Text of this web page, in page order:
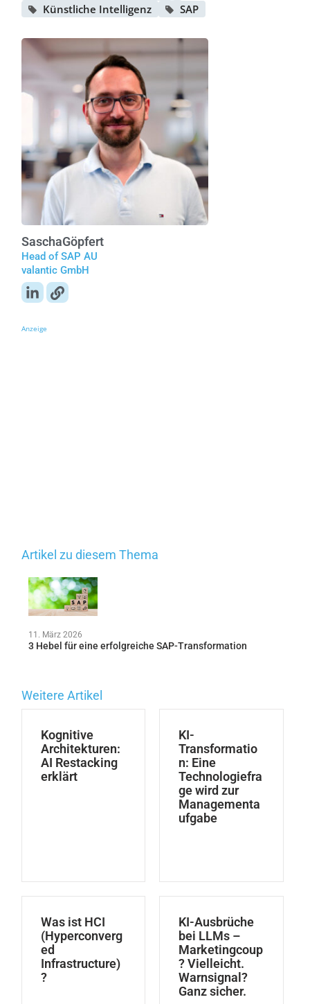
Künstliche Intelligenz
SAP
SaschaGöpfert
Head of SAP AU
valantic GmbH
Anzeige
Artikel zu diesem Thema
11. März 2026
3 Hebel für eine erfolgreiche SAP-Transformation
Weitere Artikel
Kognitive
Architekturen:
AI Restacking
erklärt
KI-
Transformatio
n: Eine
Technologiefra
ge wird zur
Managementa
ufgabe
Was ist HCI
(Hyperconverg
ed
Infrastructure)
?
KI-Ausbrüche
bei LLMs –
Marketingcoup
? Vielleicht.
Warnsignal?
Ganz sicher.